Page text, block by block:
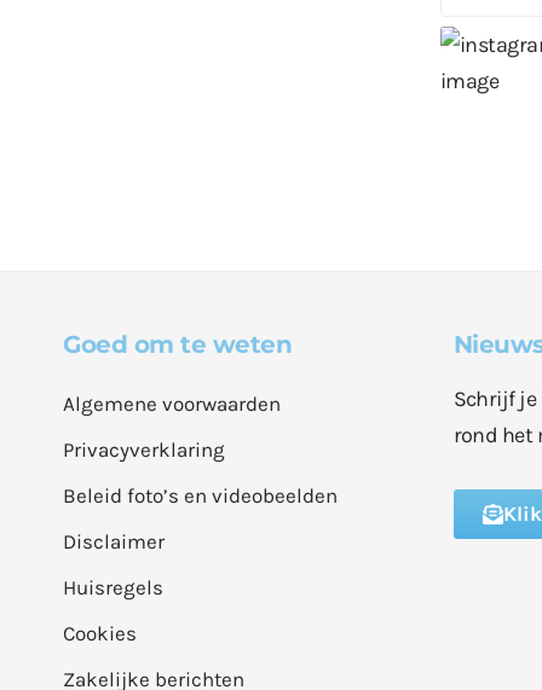
Goed om te weten
Algemene voorwaarden
Privacyverklaring
Beleid foto’s en videobeelden
Disclaimer
Huisregels
Cookies
Zakelijke berichten
Schrijf je
rond het